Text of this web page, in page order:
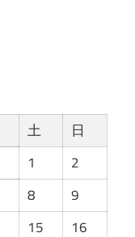
土 日
1
2
8
9
15
16